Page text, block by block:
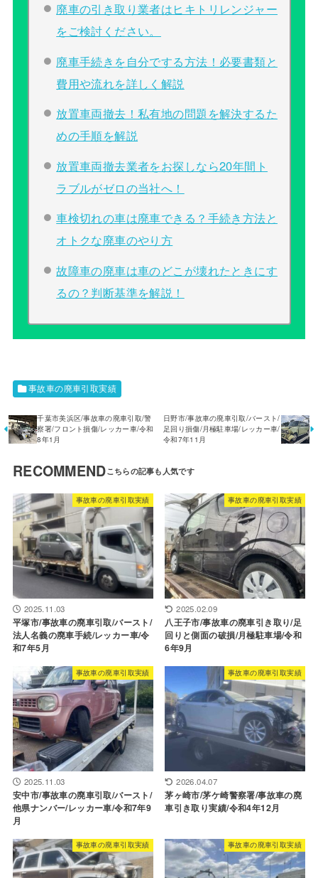
廃車の引き取り業者はヒキトリレンジャー
をご検討ください。
廃車手続きを自分でする方法！必要書類と
費用や流れを詳しく解説
放置車両撤去！私有地の問題を解決するた
めの手順を解説
放置車両撤去業者をお探しなら20年間ト
ラブルがゼロの当社へ！
車検切れの車は廃車できる？手続き方法と
オトクな廃車のやり方
故障車の廃車は車のどこが壊れたときにす
るの？判断基準を解説！
事故車の廃車引取実績
千葉市美浜区/事故車の廃車引取/警
察署/フロント損傷/レッカー車/令和
8年1月
日野市/事故車の廃車引取/バースト/
足回り損傷/月極駐車場/レッカー車/
令和7年11月
RECOMMEND
事故車の廃車引取実績
2025.11.03
平塚市/事故車の廃車引取/バースト/
法人名義の廃車手続/レッカー車/令
和7年5月
事故車の廃車引取実績
2025.02.09
八王子市/事故車の廃車引き取り/足
回りと側面の破損/月極駐車場/令和
6年9月
事故車の廃車引取実績
2025.11.03
安中市/事故車の廃車引取/バースト/
他県ナンバー/レッカー車/令和7年9
月
事故車の廃車引取実績
2026.04.07
茅ヶ崎市/茅ケ崎警察署/事故車の廃
車引き取り実績/令和4年12月
事故車の廃車引取実績 事故車の廃車引取実績